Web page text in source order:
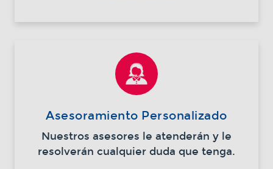
Asesoramiento Personalizado
Nuestros asesores le atenderán y le
resolverán cualquier duda que tenga.